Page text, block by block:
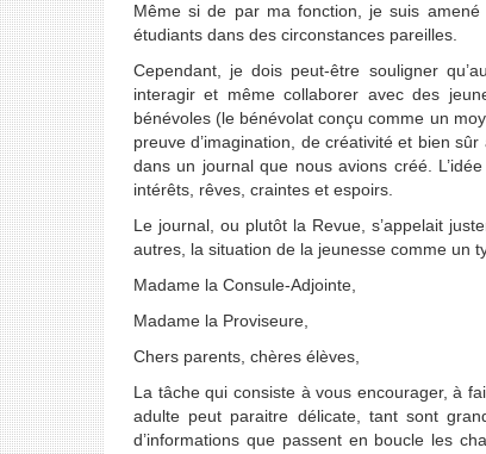
Même si de par ma fonction, je suis
étudiants dans des circonstances pareilles.
Cependant, je dois peut-être souligner
interagir et même collaborer avec des
bénévoles (le bénévolat conçu comme un
preuve d’imagination, de créativité et bien
dans un journal que nous avions créé.
intérêts, rêves, craintes et espoirs.
Le journal, ou plutôt la Revue, s’appelait
autres, la situation de la jeunesse comme un
Madame la Consule-Adjointe,
Madame la Proviseure,
Chers parents, chères élèves,
La tâche qui consiste à vous encourager, à
adulte peut paraitre délicate, tant sont
d’informations que passent en boucle les